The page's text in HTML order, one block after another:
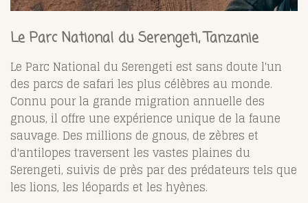
Le Parc National du Serengeti, Tanzanie
Le Parc National du Serengeti est sans doute l'un
des parcs de safari les plus célèbres au monde.
Connu pour la grande migration annuelle des
gnous, il offre une expérience unique de la faune
sauvage. Des millions de gnous, de zèbres et
d'antilopes traversent les vastes plaines du
Serengeti, suivis de près par des prédateurs tels que
les lions, les léopards et les hyènes.